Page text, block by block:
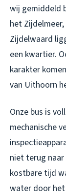
wij gemiddeld
het
Zijdelwaard
een kwartier.
karakter
van Uithoorn
Onze bus is
mechanische
niet terug
kostbare tijd
water door